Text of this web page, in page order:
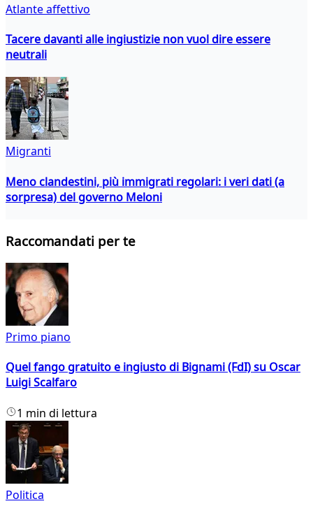
Atlante affettivo
Tacere davanti alle ingiustizie non vuol dire essere
neutrali
Migranti
Meno clandestini, più immigrati regolari: i veri dati (a
sorpresa) del governo Meloni
Raccomandati per te
Primo piano
Quel fango gratuito e ingiusto di Bignami (FdI) su Oscar
Luigi Scalfaro
1 min di lettura
Politica